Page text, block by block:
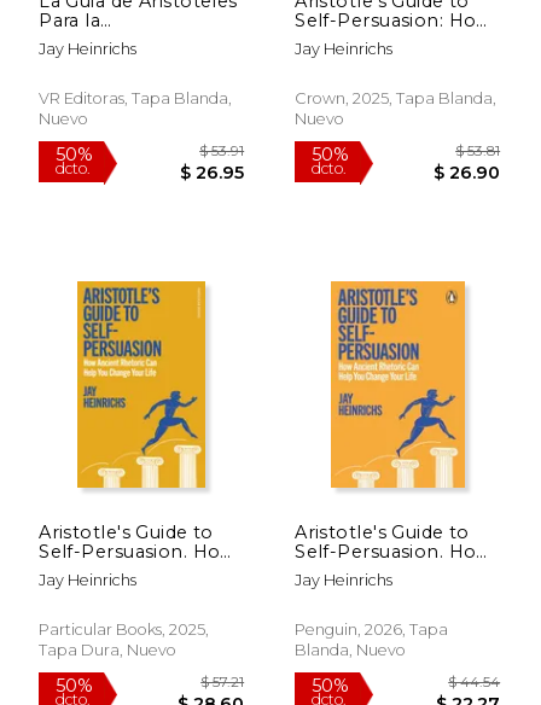
dcto. $ 19.03 dcto. $
Para la
Autopersuasion
Jay Heinrichs
VR Editoras, Tapa Blanda,
Nuevo
50%
dcto. $ 26.95
Self-Persuasion: How
Ancient Rhetoric,
Taylor Swift, and Your
You Change Your Life
(en Inglés)
Jay Heinrichs
Crown, 2025, Tapa Blanda,
Nuevo
50%
dcto. $
Aristotle's Guide to
Self-Persuasion. How
Ancient Rhetoric Can
Help You Change
Jay Heinrichs
Particular Books, 2025,
Tapa Dura, Nuevo
Aristotle's Guide to
Self-Persuasion. How
Ancient Rhetoric Can
Help You Change
Jay Heinrichs
Penguin, 2026, Tapa
Blanda, Nuevo